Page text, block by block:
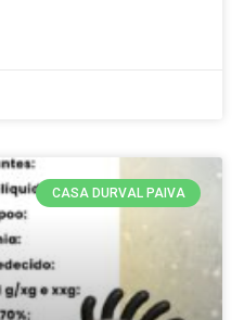
CASA DURVAL PAIVA